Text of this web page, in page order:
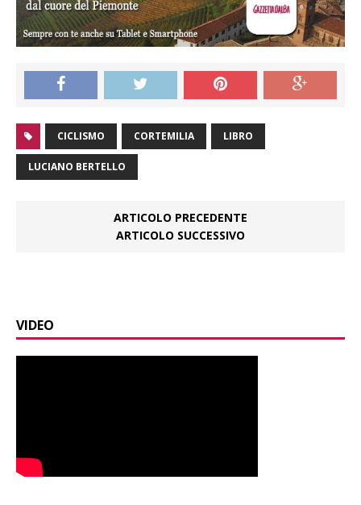
CICLISMO CORTEMILIA LIBRO
LUCIANO BERTELLO
ARTICOLO PRECEDENTE
ARTICOLO SUCCESSIVO
VIDEO